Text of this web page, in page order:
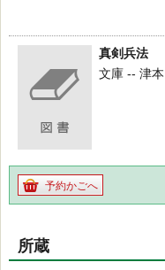
真剣兵法
文庫 -- 津
予約かごへ
所蔵